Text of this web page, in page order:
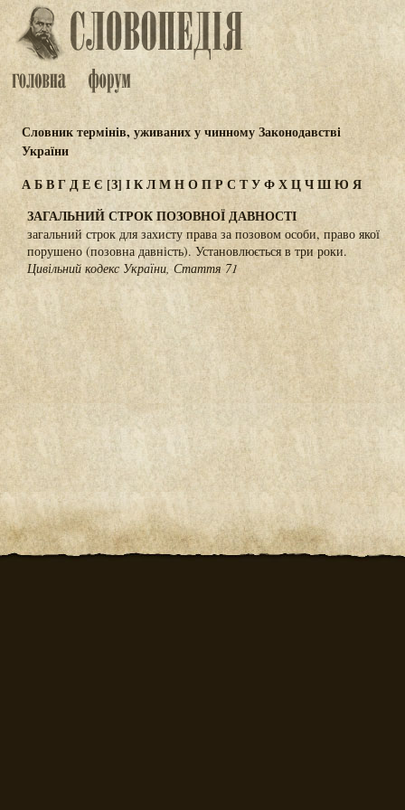
Словник термінів, уживаних у чинному Законодавстві
України
АБВГДЕЄ [З] ІКЛМНОПР С ТУФХЦЧШЮЯ
ЗАГАЛЬНИЙ СТРОК ПОЗОВНОЇ ДАВНОСТІ
загальний строк для захисту права за позовом особи, право якої
порушено (позовна давність). Установлюється в три роки.
Цивільний кодекс України, Стаття 71